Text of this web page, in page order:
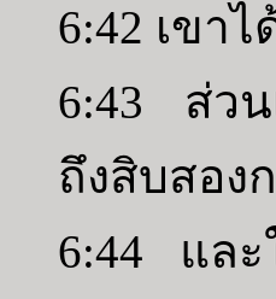
6:42 เขา
6:43 ส่วน
ถึงสิบสอง
6:44 แล